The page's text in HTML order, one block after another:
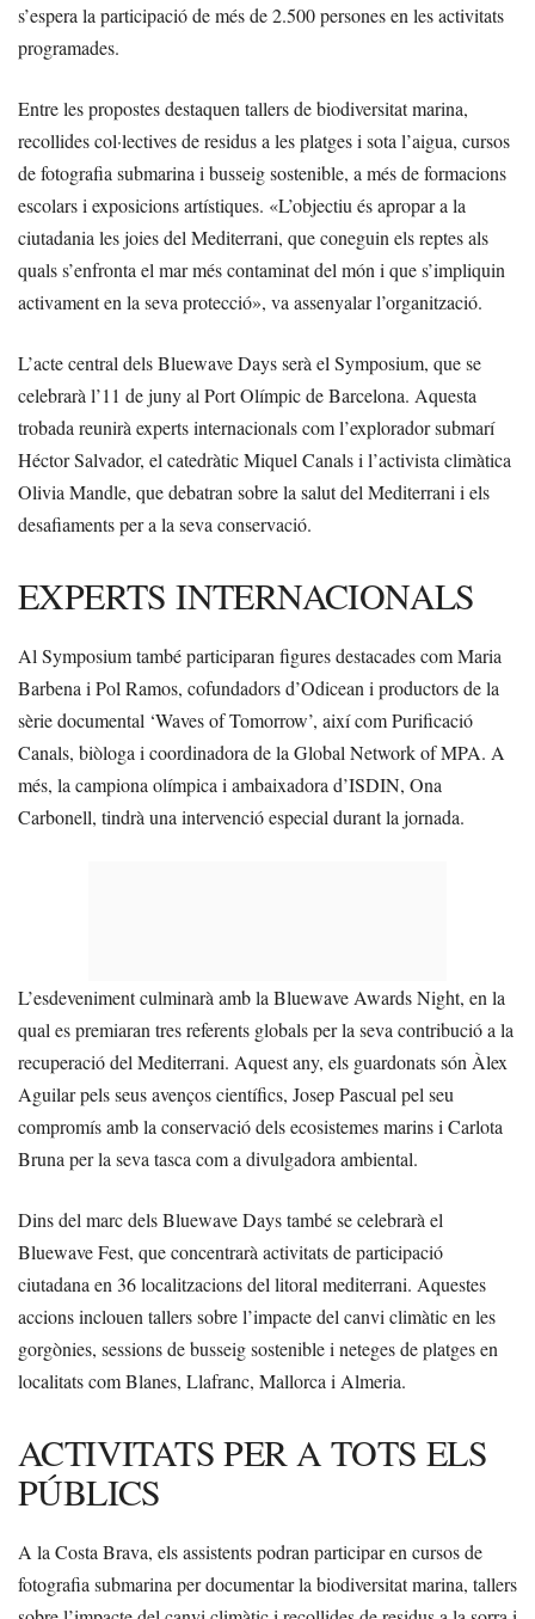
s’espera la participació de més de 2.500 persones en les activitats
programades.
Entre les propostes destaquen tallers de biodiversitat marina,
recollides col·lectives de residus a les platges i sota l’aigua, cursos
de fotografia submarina i busseig sostenible, a més de formacions
escolars i exposicions artístiques. «L’objectiu és apropar a la
ciutadania les joies del Mediterrani, que coneguin els reptes als
quals s’enfronta el mar més contaminat del món i que s’impliquin
activament en la seva protecció», va assenyalar l’organització.
L’acte central dels Bluewave Days serà el Symposium, que se
celebrarà l’11 de juny al Port Olímpic de Barcelona. Aquesta
trobada reunirà experts internacionals com l’explorador submarí
Héctor Salvador, el catedràtic Miquel Canals i l’activista climàtica
Olivia Mandle, que debatran sobre la salut del Mediterrani i els
desafiaments per a la seva conservació.
EXPERTS INTERNACIONALS
Al Symposium també participaran figures destacades com Maria
Barbena i Pol Ramos, cofundadors d’Odicean i productors de la
sèrie documental ‘Waves of Tomorrow’, així com Purificació
Canals, biòloga i coordinadora de la Global Network of MPA. A
més, la campiona olímpica i ambaixadora d’ISDIN, Ona
Carbonell, tindrà una intervenció especial durant la jornada.
L’esdeveniment culminarà amb la Bluewave Awards Night, en la
qual es premiaran tres referents globals per la seva contribució a la
recuperació del Mediterrani. Aquest any, els guardonats són Àlex
Aguilar pels seus avenços científics, Josep Pascual pel seu
compromís amb la conservació dels ecosistemes marins i Carlota
Bruna per la seva tasca com a divulgadora ambiental.
Dins del marc dels Bluewave Days també se celebrarà el
Bluewave Fest, que concentrarà activitats de participació
ciutadana en 36 localitzacions del litoral mediterrani. Aquestes
accions inclouen tallers sobre l’impacte del canvi climàtic en les
gorgònies, sessions de busseig sostenible i neteges de platges en
localitats com Blanes, Llafranc, Mallorca i Almeria.
ACTIVITATS PER A TOTS ELS
PÚBLICS
A la Costa Brava, els assistents podran participar en cursos de
fotografia submarina per documentar la biodiversitat marina, tallers